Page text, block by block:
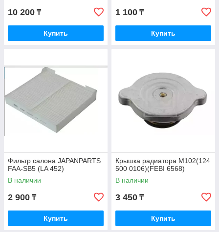
10 200 ₸
Купить
1 100 ₸
Купить
Фильтр салона JAPANPARTS
FAA-SB5 (LA 452)
В наличии
2 900 ₸
Купить
Крышка радиатора M102(124
500 0106)(FEBI 6568)
В наличии
3 450 ₸
Купить